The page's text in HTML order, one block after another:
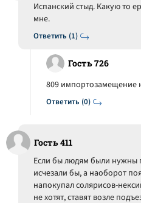
Ответить (1)
Испанский стыд. Какую то
мне.
Гость 726
Ответить (0)
809 импортозамещение
Гость 411
Если бы людям были нужны
исчезали бы, а наоборот
напокупал солярисов-
не хотят, ставят возле